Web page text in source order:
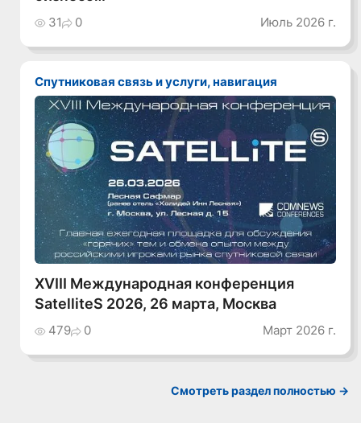
31 0 Июль 2026 г.
Спутниковая связь и услуги, навигация
XVIII Международная конференция
SatelliteS 2026, 26 марта, Москва
479 0 Март 2026 г.
Cмотреть раздел полностью ->